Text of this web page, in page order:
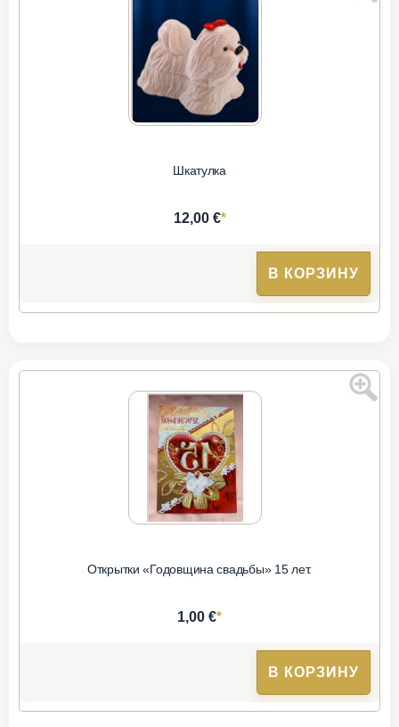
Шкатулка
12,00 €*
В КОРЗИНУ
Открытки «Годовщина свадьбы» 15 лет.
1,00 €*
В КОРЗИНУ